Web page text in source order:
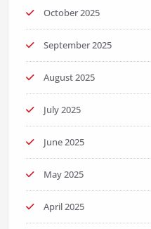
October 2025
September 2025
August 2025
July 2025
June 2025
May 2025
April 2025